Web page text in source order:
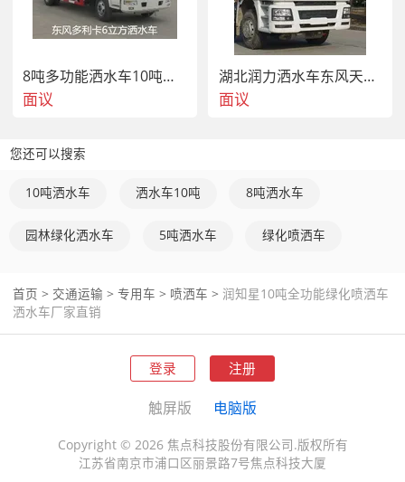
9020mm时,对应后悬为
2955mm.
参数】
底盘型号
商标名称
(mm)
8995,8495×2360×2510,3080
数
6
去角(°)
21/10
规格
16PR,10R22.5
数
8/10+10,9/10+10
距
1930
V,GB3847-2005
发动机型号发动机生产企业
(ml)
功率(Kw)
8吨多功能洒水车10吨环卫洒水车抑尘车
面议
湖北润力洒水车东风天龙25吨 洒水车
面议
您还可以搜索
10吨洒水车 洒水车10吨 8吨洒水车
园林绿化洒水车 5吨洒水车 绿化喷洒车
首页 > 交通运输 > 专用车 > 喷洒车 > 润知星10吨全功能绿化喷洒车
洒水车厂家直销
登录 注册
触屏版 电脑版
Copyright © 2026 焦点科技股份有限公司.版权所有
江苏省南京市浦口区丽景路7号焦点科技大厦